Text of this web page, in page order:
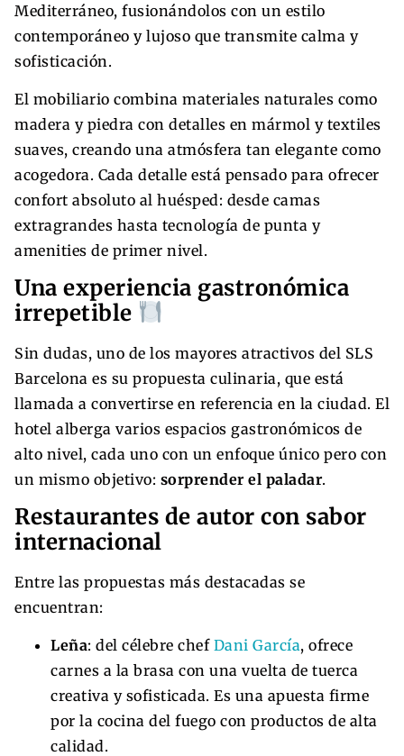
Mediterráneo, fusionándolos con un estilo
contemporáneo y lujoso que transmite calma y
sofisticación.
El mobiliario combina materiales naturales como
madera y piedra con detalles en mármol y textiles
suaves, creando una atmósfera tan elegante como
acogedora. Cada detalle está pensado para ofrecer
confort absoluto al huésped: desde camas
extragrandes hasta tecnología de punta y
amenities de primer nivel.
Una experiencia gastronómica
irrepetible
Sin dudas, uno de los mayores atractivos del SLS
Barcelona es su propuesta culinaria, que está
llamada a convertirse en referencia en la ciudad. El
hotel alberga varios espacios gastronómicos de
alto nivel, cada uno con un enfoque único pero con
un mismo objetivo: sorprender el paladar.
Restaurantes de autor con sabor
internacional
Entre las propuestas más destacadas se
encuentran:
Leña: del célebre chef Dani García, ofrece
carnes a la brasa con una vuelta de tuerca
creativa y sofisticada. Es una apuesta firme
por la cocina del fuego con productos de alta
calidad.